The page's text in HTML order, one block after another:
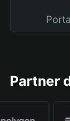
Partner